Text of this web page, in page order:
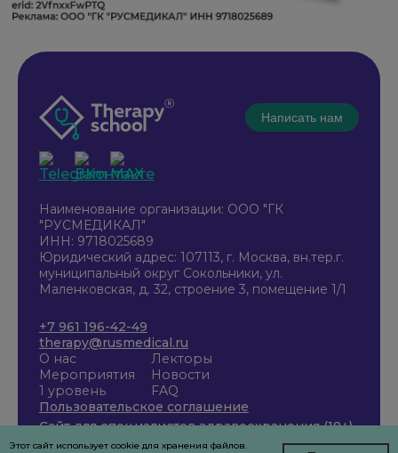
Написать нам
Наименование организации: ООО "ГК
"РУСМЕДИКАЛ"
ИНН: 9718025689
Юридический адрес: 107113, г. Москва, вн.тер.г.
муниципальный округ Сокольники, ул.
Маленковская, д. 32, строение 3, помещение 1/1
+7 961 196-42-49
therapy@rusmedical.ru
О нас
Мероприятия
1 уровень
Лекторы
Новости
FAQ
Пользовательское соглашение
Сайт для специалистов здравоохранения (18+)
Этот сайт использует cookie для хранения файлов.